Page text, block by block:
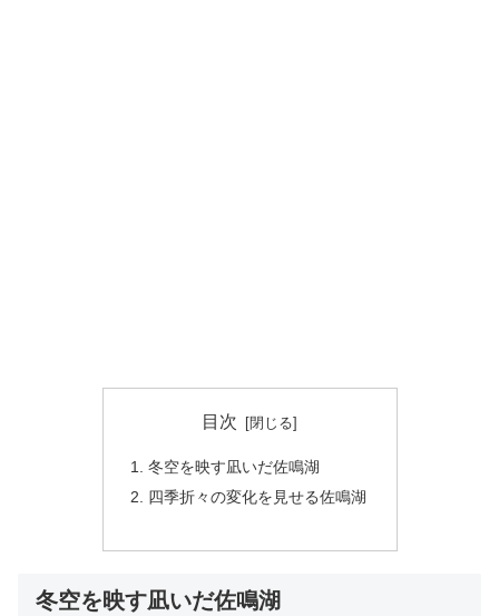
目次
冬空を映す凪いだ佐鳴湖
四季折々の変化を見せる佐鳴湖
冬空を映す凪いだ佐鳴湖